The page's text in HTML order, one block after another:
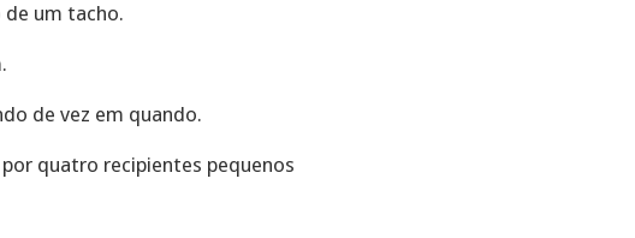
de um tacho.
de vez em quando.
quatro recipientes pequenos